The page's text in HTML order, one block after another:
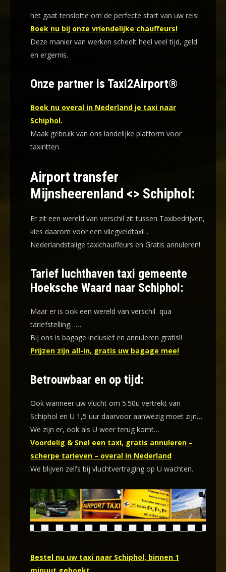
het gaat tenslotte om de perfecte start van uw reis!
Boek nu bij onze vriendelijke chauffeurs!
Deze manier van werken scheelt heel veel tijd, geld
en ergernis.
Onze partner is Taxi2Airport®
Boek nu overal in Nederland je taxi naar
Schiphol.
Maak gebruik van ons landelijke platform voor
taxiritten.
Airport transfer
Mijnsheerenland <> Schiphol:
Er zit een wereld van verschil zit tussen Taxibedrijven,
kies daarom voor een vliegveldtaxi! .
Nederlandstalige taxichauffeurs en Gratis annuleren!
Tarief luchthaven taxi gemeente
Hoeksche Waard naar Schiphol:
Maar er is ook een wereld van verschil qua
tariefstelling……
Bij ons is bagage inclusief en annuleren gratis!!
Prijzen zijn all-in, gratis uw bagage mee!
Betrouwbaar en op tijd:
Ook wanneer uw vlucht om 5.50u vertrekt van
Schiphol en U 1,5 uur daarvoor aanwezig moet zijn…
We zijn er, ook als U weer terug komt…
Voordelig & Snel een taxi, gratis annuleren –
scherpe tarieven – overal in Nederland
We blijven zelfs bij vluchtvertraging op U wachten.
.
Bestel nu uw taxi naar Schiphol, binnen 1